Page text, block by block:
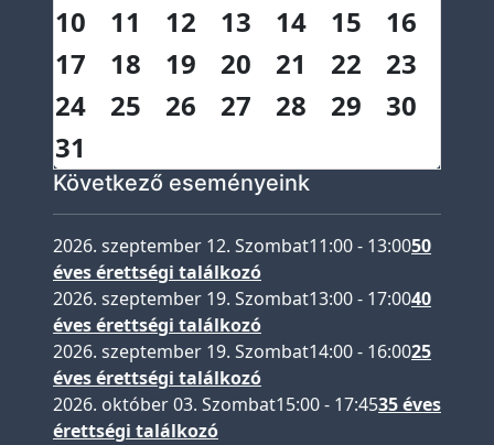
10
11 12 13 14 15
16
17
18 19 20 21 22
23
24
25 26 27 28 29
30
31
Következő eseményeink
2026. szeptember 12. Szombat11:00- 13:0050
éves érettségi találkozó
2026. szeptember 19. Szombat13:00- 17:0040
éves érettségi találkozó
2026. szeptember 19. Szombat14:00- 16:0025
éves érettségi találkozó
2026. október 03. Szombat15:00- 17:4535 éves
érettségi találkozó